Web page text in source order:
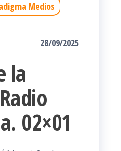
Medios
28/09/2025
la
02×01